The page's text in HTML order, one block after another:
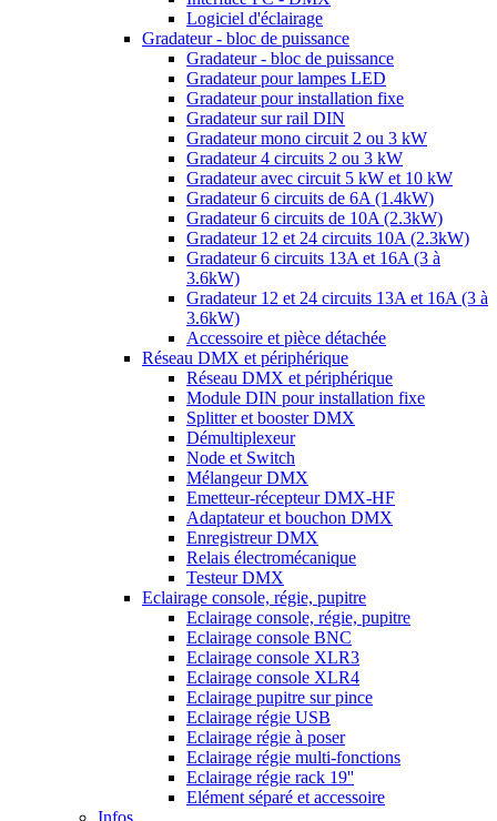
Logiciel d'éclairage
Gradateur - bloc de puissance
Gradateur - bloc de puissance
Gradateur pour lampes LED
Gradateur pour installation fixe
Gradateur sur rail DIN
Gradateur mono circuit 2 ou 3 kW
Gradateur 4 circuits 2 ou 3 kW
Gradateur avec circuit 5 kW et 10 kW
Gradateur 6 circuits de 6A (1.4kW)
Gradateur 6 circuits de 10A (2.3kW)
Gradateur 12 et 24 circuits 10A (2.3kW)
Gradateur 6 circuits 13A et 16A (3 à
3.6kW)
Gradateur 12 et 24 circuits 13A et 16A (3 à
3.6kW)
Accessoire et pièce détachée
Réseau DMX et périphérique
Réseau DMX et périphérique
Module DIN pour installation fixe
Splitter et booster DMX
Démultiplexeur
Node et Switch
Mélangeur DMX
Emetteur-récepteur DMX-HF
Adaptateur et bouchon DMX
Enregistreur DMX
Relais électromécanique
Testeur DMX
Eclairage console, régie, pupitre
Eclairage console, régie, pupitre
Eclairage console BNC
Eclairage console XLR3
Eclairage console XLR4
Eclairage pupitre sur pince
Eclairage régie USB
Eclairage régie à poser
Eclairage régie multi-fonctions
Eclairage régie rack 19''
Elément séparé et accessoire
Infos